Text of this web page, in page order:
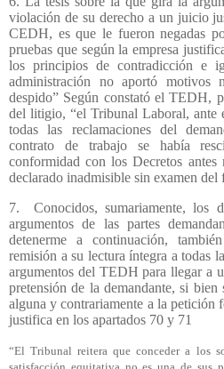
violación de su derecho a un juicio
CEDH, es que le fueron negadas
pruebas que según la empresa
los principios de contradicción e
administración no aportó motivos
despido” Según constató el TEDH,
del litigio, “el Tribunal Laboral, ante
todas las reclamaciones del
contrato de trabajo se había
conformidad con los Decretos antes
declarado inadmisible sin examen del
7.
Conocidos, sumariamente, los
argumentos de las partes
detenerme a continuación,
remisión a su lectura íntegra a todas
argumentos del TEDH para llegar a
pretensión de la demandante, si
alguna y contrariamente a la petición
justifica en los apartados 70 y 71
“El Tribunal reitera que conceder a los